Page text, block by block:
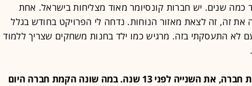
כמה שנים. יש חברות קונסיומר מאוד מצליחות בישראל. אחת
את זה, זה לצאת מאזור הנוחות. נדחה לי הפרויקט בחודש בגלל
לא התעסקתי בזה. מרגיש כמו ילד בחנות משחקים שצריך ללמוד
לפני 22 שנה הקמת חברה, את השנייה לפני 13 שנה. במה שונה הקמת חברה היום